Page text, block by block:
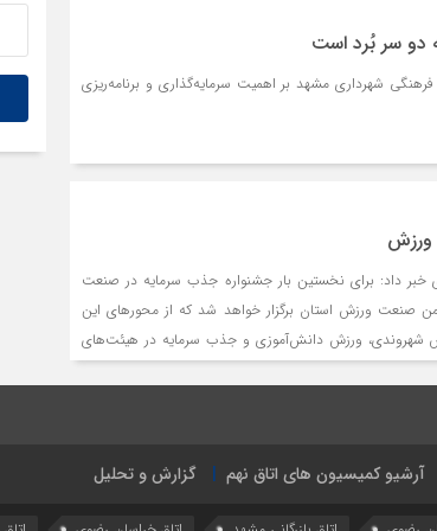
دو سر بُرد است
شهرداری مشهد بر اهمیت سرمایه‌گذاری و برنامه‌ریزی
ورزش
داد: برای نخستین بار جشنواره جذب سرمایه در صنعت
صنعت ورزش استان برگزار خواهد شد که از محورهای این
شهروندی، ورزش دانش‌آموزی و جذب سرمایه در هیئت‌های
آرشیو کمیسیون های اتاق نهم گزارش و تحلیل